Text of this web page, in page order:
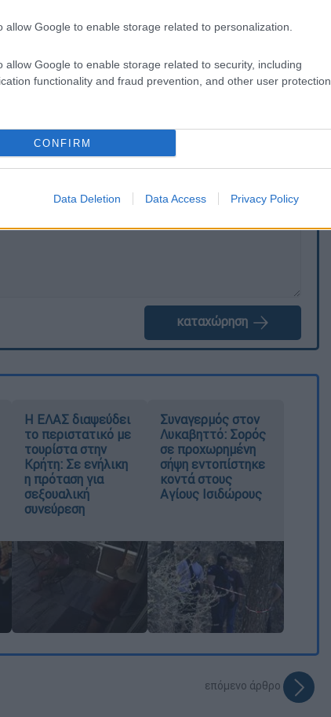
allow Google to enable storage related to personalization.
allow Google to enable storage related to security, including
functionality and fraud prevention, and other user protection.
CONFIRM
Data Deletion Data Access Privacy Policy
Διαμαντής, Δεληγιαννίδης,
Ουάρντα (90΄ Πεταυράκης), Ντανκερλούι
ΕΘΝΟΣ θα παρεμβαίνει και τα προσβλητικά σχόλια θα
καταχώρηση
Η ΕΛΑΣ διαψεύδει
το περιστατικό με
τουρίστα στην
Κρήτη: Σε ενήλικη
η πρόταση για
σεξουαλική
συνεύρεση
Συναγερμός στον
Λυκαβηττό: Σορός
σε προχωρημένη
σήψη εντοπίστηκε
κοντά στους
Αγίους Ισιδώρους
επόμενο άρθρο